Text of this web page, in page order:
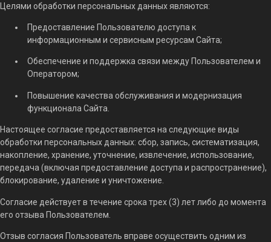
Целями обработки персональных данных являются:
Предоставление Пользователю доступа к
информационным и сервисным ресурсам Сайта;
Обеспечение и поддержка связи между Пользователем и
Оператором;
Повышение качества обслуживания и модернизация
функционала Сайта.
Настоящее согласие предоставляется на следующие виды
обработки персональных данных: сбор, запись, систематизация,
накопление, хранение, уточнение, извлечение, использование,
передача (включая предоставление доступа и распространение),
блокирование, удаление и уничтожение.
Согласие действует в течение срока трех (3) лет либо до момента
его отзыва Пользователем.
Отзыв согласия Пользователь вправе осуществить одним из